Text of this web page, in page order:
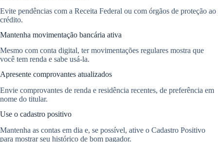
Evite pendências com a Receita Federal ou com órgãos de proteção ao
crédito.
Mantenha movimentação bancária ativa
Mesmo com conta digital, ter movimentações regulares mostra que
você tem renda e sabe usá-la.
Apresente comprovantes atualizados
Envie comprovantes de renda e residência recentes, de preferência em
nome do titular.
Use o cadastro positivo
Mantenha as contas em dia e, se possível, ative o Cadastro Positivo
para mostrar seu histórico de bom pagador.